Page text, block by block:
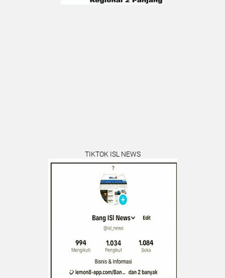
TIKTOK ISL NEWS